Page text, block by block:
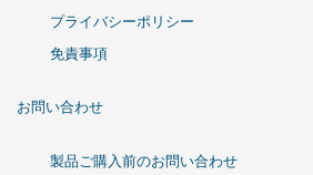
プライバシーポリシー
免責事項
お問い合わせ
製品ご購入前のお問い合わせ